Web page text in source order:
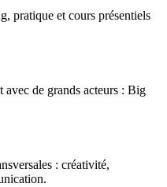
pratique et cours présentiels
avec de grands acteurs : Big
: créativité,